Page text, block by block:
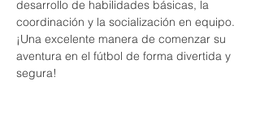
desarrollo de habilidades básicas, la
coordinación y la socialización en equipo.
¡Una excelente manera de comenzar su
aventura en el fútbol de forma divertida y
segura!